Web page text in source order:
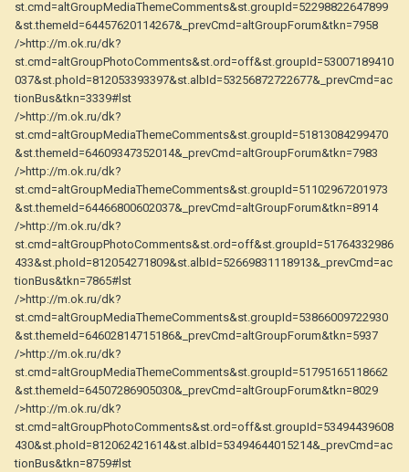
st.cmd=altGroupMediaThemeComments&st.groupId=52298822647899
&st.themeId=64457620114267&_prevCmd=altGroupForum&tkn=7958
/>http://m.ok.ru/dk?
st.cmd=altGroupPhotoComments&st.ord=off&st.groupId=53007189410
037&st.phoId=812053393397&st.albId=53256872722677&_prevCmd=ac
tionBus&tkn=3339#lst
/>http://m.ok.ru/dk?
st.cmd=altGroupMediaThemeComments&st.groupId=51813084299470
&st.themeId=64609347352014&_prevCmd=altGroupForum&tkn=7983
/>http://m.ok.ru/dk?
st.cmd=altGroupMediaThemeComments&st.groupId=51102967201973
&st.themeId=64466800602037&_prevCmd=altGroupForum&tkn=8914
/>http://m.ok.ru/dk?
st.cmd=altGroupPhotoComments&st.ord=off&st.groupId=51764332986
433&st.phoId=812054271809&st.albId=52669831118913&_prevCmd=ac
tionBus&tkn=7865#lst
/>http://m.ok.ru/dk?
st.cmd=altGroupMediaThemeComments&st.groupId=53866009722930
&st.themeId=64602814715186&_prevCmd=altGroupForum&tkn=5937
/>http://m.ok.ru/dk?
st.cmd=altGroupMediaThemeComments&st.groupId=51795165118662
&st.themeId=64507286905030&_prevCmd=altGroupForum&tkn=8029
/>http://m.ok.ru/dk?
st.cmd=altGroupPhotoComments&st.ord=off&st.groupId=53494439608
430&st.phoId=812062421614&st.albId=53494644015214&_prevCmd=ac
tionBus&tkn=8759#lst